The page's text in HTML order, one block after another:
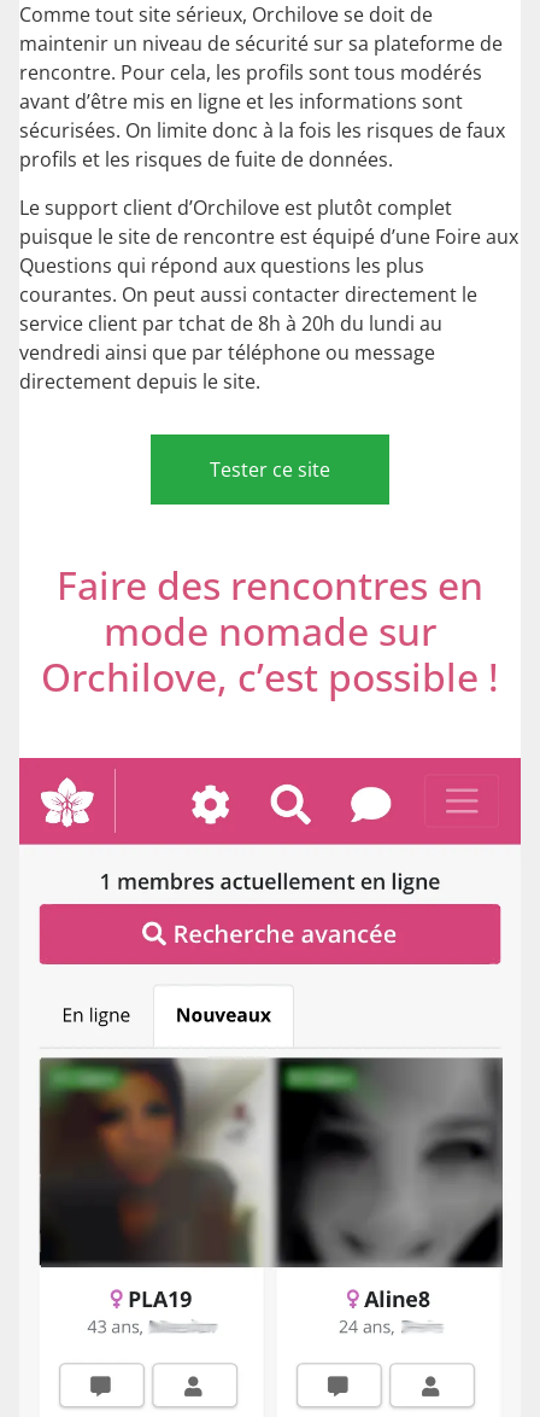
Comme tout site sérieux, Orchilove se doit de
maintenir un niveau de sécurité sur sa plateforme de
rencontre. Pour cela, les profils sont tous modérés
avant d’être mis en ligne et les informations sont
sécurisées. On limite donc à la fois les risques de faux
profils et les risques de fuite de données.
Le support client d’Orchilove est plutôt complet
puisque le site de rencontre est équipé d’une Foire aux
Questions qui répond aux questions les plus
courantes. On peut aussi contacter directement le
service client par tchat de 8h à 20h du lundi au
vendredi ainsi que par téléphone ou message
directement depuis le site.
Tester ce site
Faire des rencontres en
mode nomade sur
Orchilove, c’est possible !